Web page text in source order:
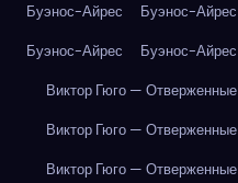
Буэнос-Айрес
Буэнос-Айрес
Буэнос-Айрес
Буэнос-Айрес
Виктор Гюго — Отверженные
Виктор Гюго — Отверженные
Виктор Гюго — Отверженные